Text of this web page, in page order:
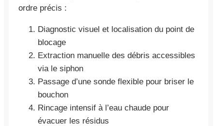
ordre précis :
Diagnostic visuel et localisation du point de
blocage
Extraction manuelle des débris accessibles
via le siphon
Passage d’une sonde flexible pour briser le
bouchon
Rincage intensif à l’eau chaude pour
évacuer les résidus